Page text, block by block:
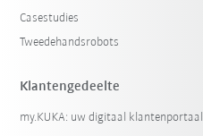
Filter terugzetten
Casestudies
Tweedehandsrobots
Klantengedeelte
my.KUKA: uw digitaal klantenportaal